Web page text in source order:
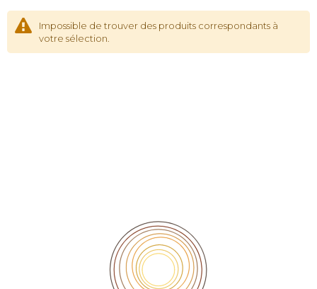
Impossible de trouver des produits correspondants à
votre sélection.